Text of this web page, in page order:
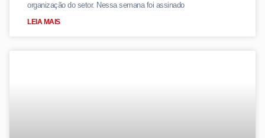
organização do setor. Nessa semana foi assinado
LEIA MAIS